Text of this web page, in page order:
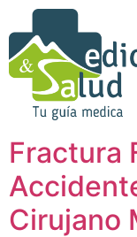
Fractura
Cirujano